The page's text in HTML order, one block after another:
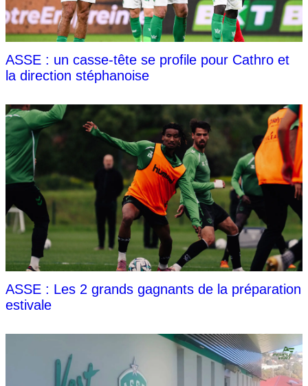
ASSE : un casse-tête se profile pour Cathro et
la direction stéphanoise
ASSE : Les 2 grands gagnants de la préparation
estivale